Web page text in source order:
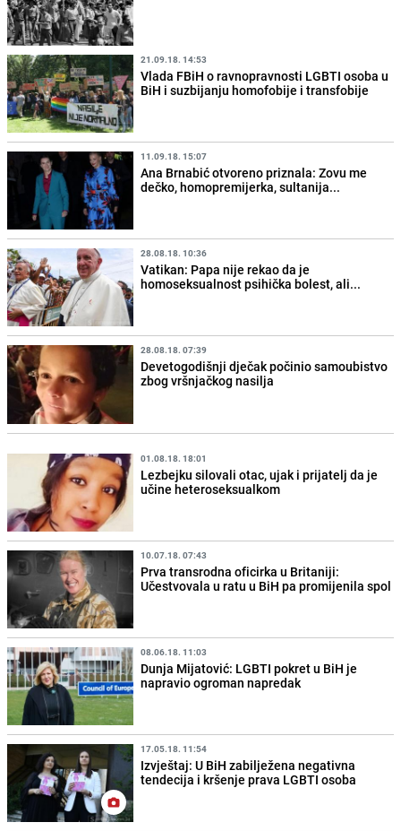
21.09.18. 14:53
Vlada FBiH o ravnopravnosti LGBTI osoba u
BiH i suzbijanju homofobije i transfobije
11.09.18. 15:07
Ana Brnabić otvoreno priznala: Zovu me
dečko, homopremijerka, sultanija...
28.08.18. 10:36
Vatikan: Papa nije rekao da je
homoseksualnost psihička bolest, ali...
28.08.18. 07:39
Devetogodišnji dječak počinio samoubistvo
zbog vršnjačkog nasilja
01.08.18. 18:01
Lezbejku silovali otac, ujak i prijatelj da je
učine heteroseksualkom
10.07.18. 07:43
Prva transrodna oficirka u Britaniji:
Učestvovala u ratu u BiH pa promijenila spol
08.06.18. 11:03
Dunja Mijatović: LGBTI pokret u BiH je
napravio ogroman napredak
17.05.18. 11:54
Izvještaj: U BiH zabilježena negativna
tendecija i kršenje prava LGBTI osoba